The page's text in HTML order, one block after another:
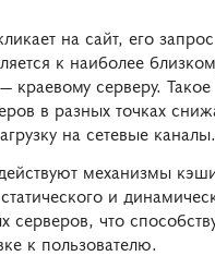
на сайт, его запрос
к наиболее
краевому серверу. Такое
в разных точках
на сетевые каналы.
механизмы
и
серверов, что
к пользователю.